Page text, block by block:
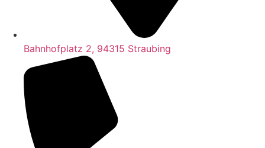
Bahnhofplatz 2, 94315 Straubing